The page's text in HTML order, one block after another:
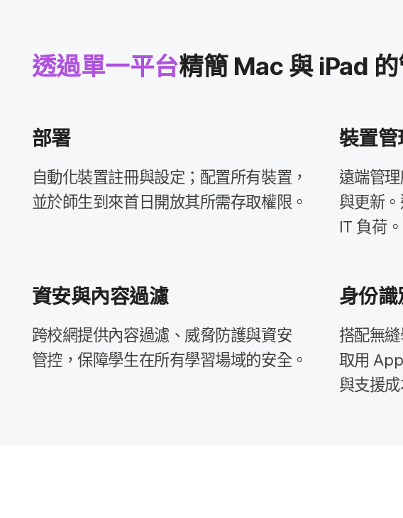
透過​單​一​平​台精簡Mac 與iPad
部​署
自動化​裝置​註冊​與​設定​；​配置​所有​裝置，​
並​於​師生​到​來​首日​開放​其​所​需存取​權限。
裝置​管
遠端​管
與​更新
IT 負荷。
資安​與​內容​過​濾
跨校​網​提供​內容​過濾、​威脅​防護​與​資安​
管控，​保障​學生​在​所有​學習​場域​的​安全。
身份​
搭配​無
取用 App
與​支援​成